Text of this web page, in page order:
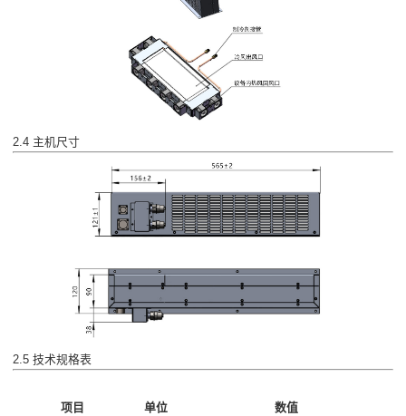
2.4 主机尺寸
2.5 技术规格表
项目 单位
数值